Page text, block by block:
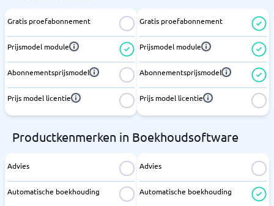
Gratis proefabonnement
Prijsmodel module
Abonnementsprijsmodel
Prijs model licentie
Gratis proefabonnement
Prijsmodel module
Abonnementsprijsmodel
Prijs model licentie
Productkenmerken in Boekhoudsoftware
Advies
Automatische boekhouding
Advies
Automatische boekhouding